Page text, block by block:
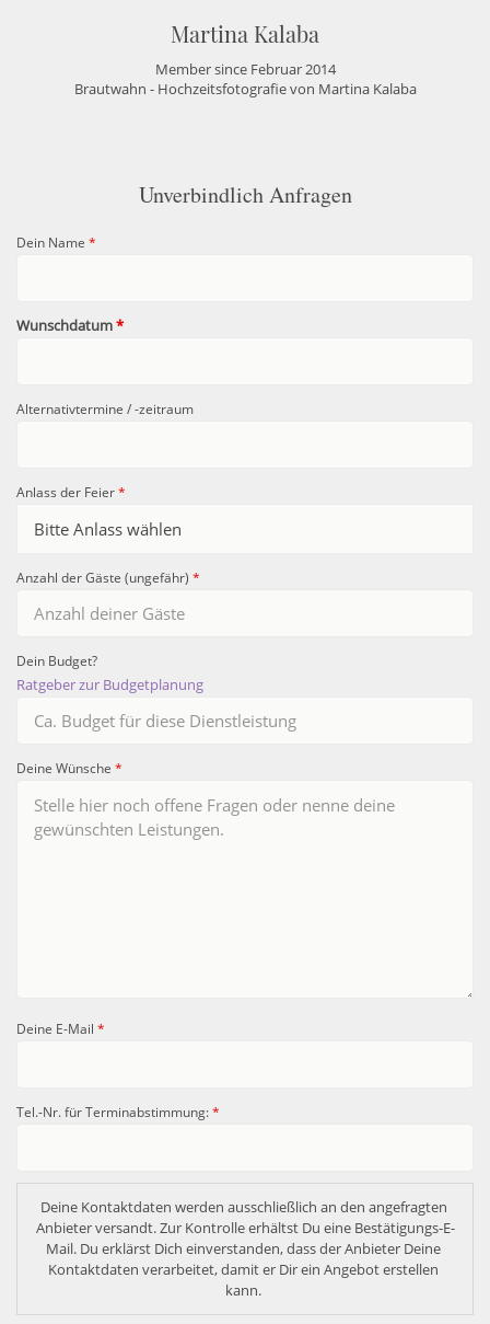
Martina Kalaba
Member since Februar 2014
Brautwahn - Hochzeitsfotografie von Martina Kalaba
Unverbindlich Anfragen
Dein Name *
Wunschdatum*
Alternativtermine / -zeitraum
Anlass der Feier*
Anzahl der Gäste (ungefähr) *
Dein Budget?
Ratgeber zur Budgetplanung
Deine Wünsche *
Deine E-Mail *
Tel.-Nr. für Terminabstimmung:*
Deine Kontaktdaten werden ausschließlich an den angefragten
Anbieter versandt. Zur Kontrolle erhältst Du eine Bestätigungs-E-
Mail. Du erklärst Dich einverstanden, dass der Anbieter Deine
Kontaktdaten verarbeitet, damit er Dir ein Angebot erstellen
kann.